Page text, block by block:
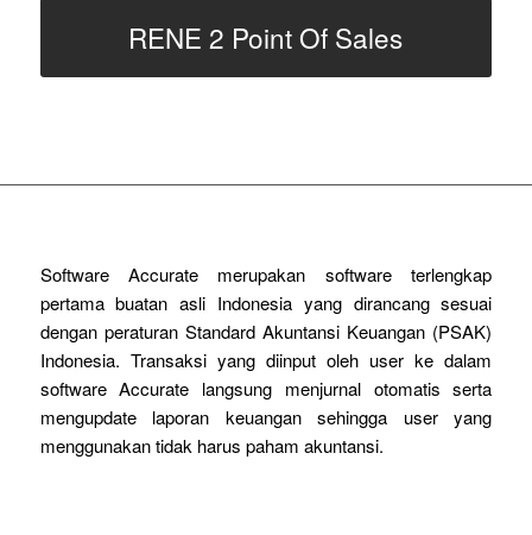
RENE 2 Point Of Sales
Software Accurate merupakan software terlengkap
pertama buatan asli Indonesia yang dirancang sesuai
dengan peraturan Standard Akuntansi Keuangan (PSAK)
Indonesia. Transaksi yang diinput oleh user ke dalam
software Accurate langsung menjurnal otomatis serta
mengupdate laporan keuangan sehingga user yang
menggunakan tidak harus paham akuntansi.